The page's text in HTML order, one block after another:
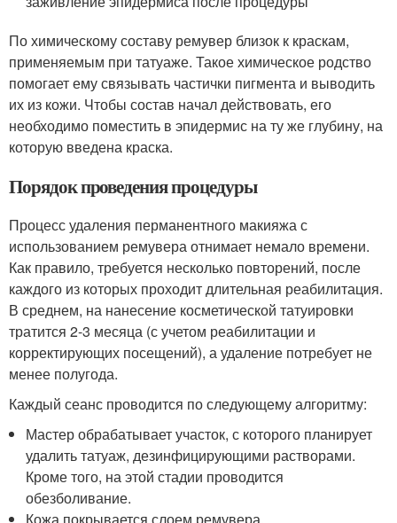
По химическому составу ремувер близок к краскам,
применяемым при татуаже. Такое химическое родство
помогает ему связывать частички пигмента и выводить
их из кожи. Чтобы состав начал действовать, его
необходимо поместить в эпидермис на ту же глубину, на
которую введена краска.
Порядок проведения процедуры
Процесс удаления перманентного макияжа с
использованием ремувера отнимает немало времени.
Как правило, требуется несколько повторений, после
каждого из которых проходит длительная реабилитация.
В среднем, на нанесение косметической татуировки
тратится 2-3 месяца (с учетом реабилитации и
корректирующих посещений), а удаление потребует не
менее полугода.
Каждый сеанс проводится по следующему алгоритму:
Мастер обрабатывает участок, с которого планирует
удалить татуаж, дезинфицирующими растворами.
Кроме того, на этой стадии проводится
обезболивание.